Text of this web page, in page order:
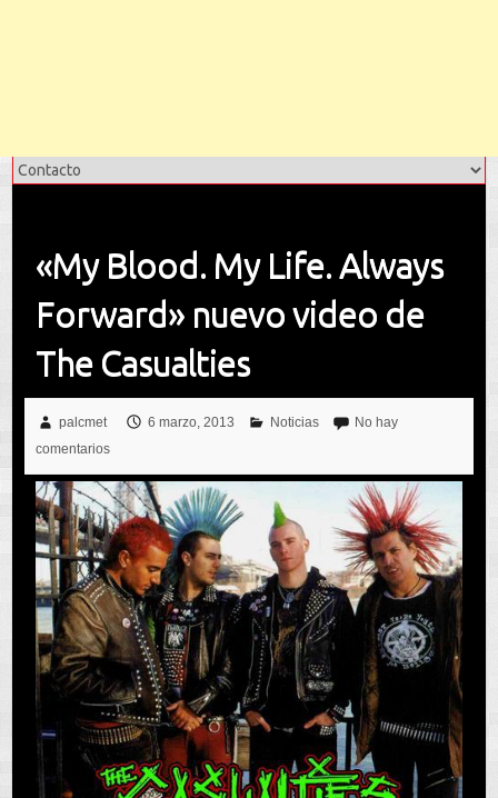
«My Blood. My Life. Always
Forward» nuevo video de
The Casualties
palcmet 6 marzo, 2013 Noticias
No hay
comentarios